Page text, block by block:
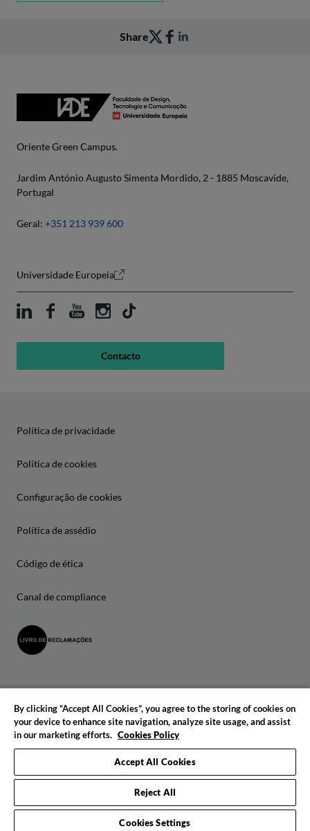
Share
Pedido de informações
Oriente Green Campus.
Jardim António Augusto Simenta Mordido, 2 - 1885 Moscavide,
Portugal
Geral: +351 213 939 600
Universidade Europeia
Contacto
Política de privacidade
Política de cookies
Configuração de cookies
Política de assédio
Código de ética
Canal de compliance
© 2026 IADE. Todos os direitos reservados.
By clicking “Accept All Cookies”, you agree to the storing of cookies on
your device to enhance site navigation, analyze site usage, and assist
in our marketing efforts. Cookies Policy
Accept All Cookies
Reject All
Cookies Settings